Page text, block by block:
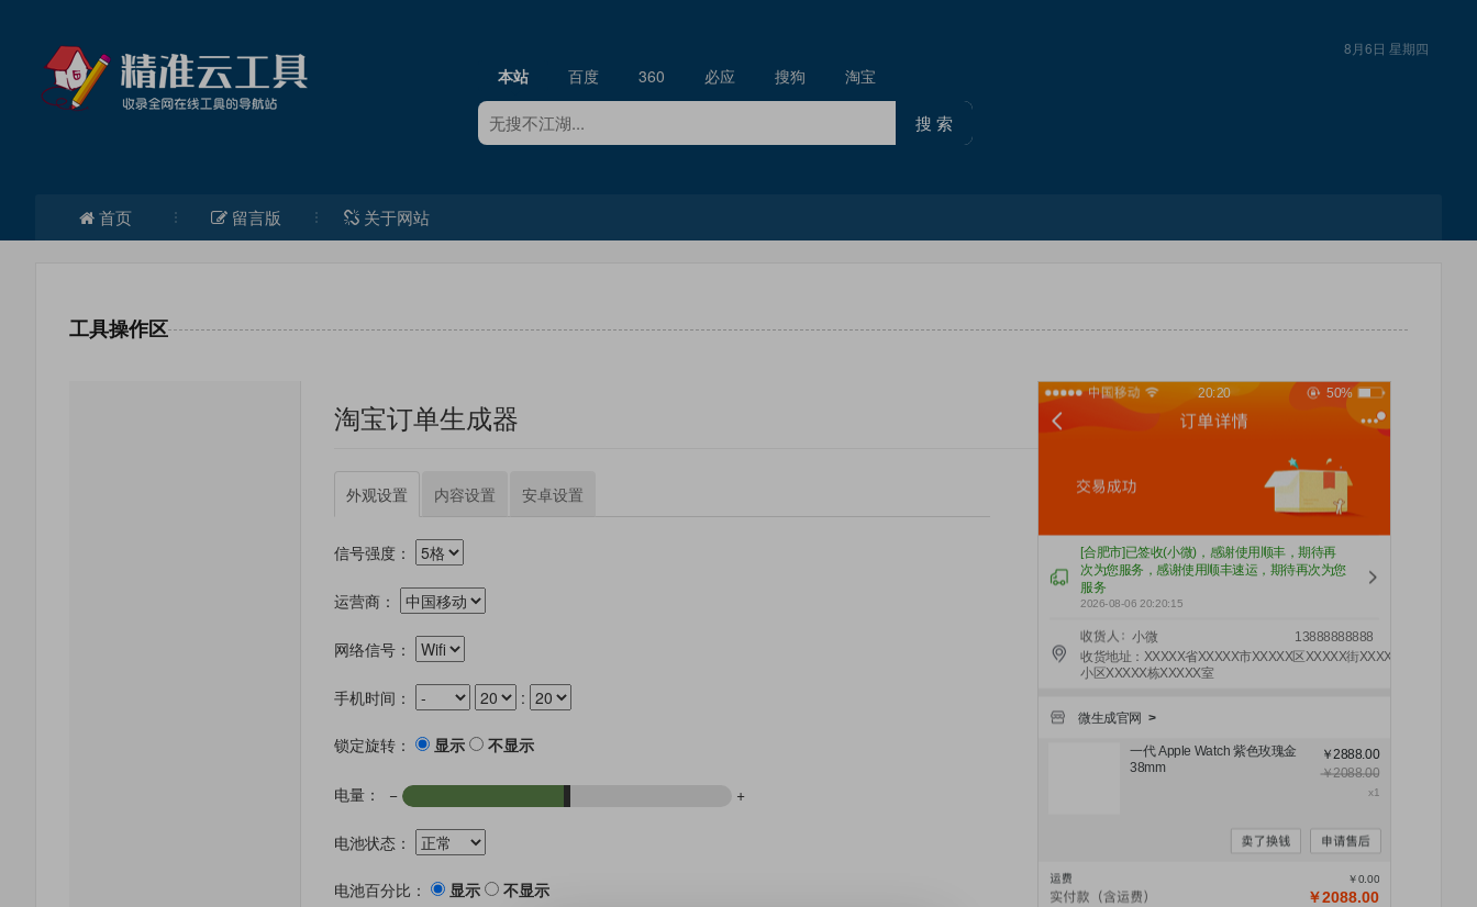
本站 百度 360 必应 搜狗 淘宝
8月6日 星期四
首页 留言版 关于网站
工具操作区
淘宝订单生成器
外观设置 内容设置 安卓设置
信号强度：
运营商：
网络信号：
手机时间： :
锁定旋转： 显示 不显示
电量： − +
电池状态：
电池百分比： 显示 不显示
20:20 50%
[合肥市]已签收(小微)，感谢使用顺丰，期待再
次为您服务，感谢使用顺丰速运，期待再次为您
服务
2026-08-06 20:20:15
小微
13888888888
收货地址：XXXXX省XXXXX市XXXXX区XXXXX街XXXXX
小区XXXXX栋XXXXX室
微生成官网 >
一代 Apple Watch 紫色玫瑰金
38mm
￥2888.00
￥2088.00
x1
￥0.00
￥2088.00